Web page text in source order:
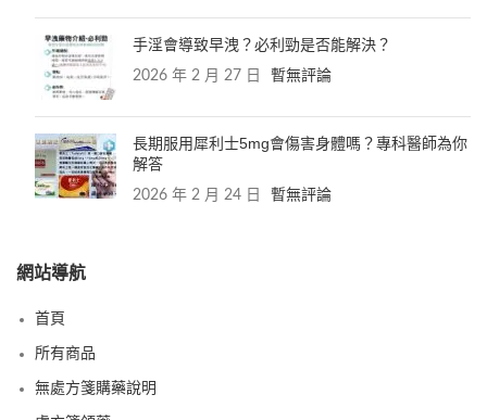
手淫會導致早洩？必利勁是否能解決？
2026 年 2 月 27 日 暫無評論
長期服用犀利士5mg會傷害身體嗎？專科醫師為你
解答
2026 年 2 月 24 日 暫無評論
網站導航
首頁
所有商品
無處方箋購藥說明